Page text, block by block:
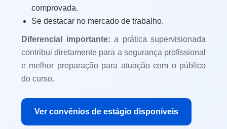
comprovada.
Se destacar no mercado de trabalho.
Diferencial importante: a prática supervisionada
contribui diretamente para a segurança profissional
e melhor preparação para atuação com o público
do curso.
Ver convênios de estágio disponíveis